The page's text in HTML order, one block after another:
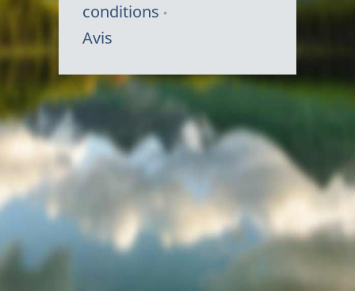
conditions
Avis
Symbole
du